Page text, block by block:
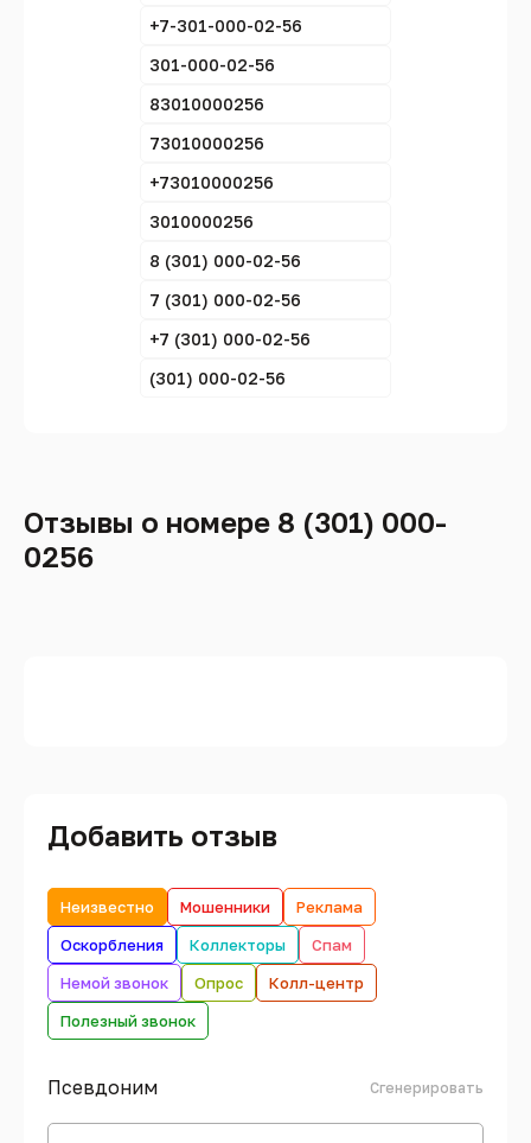
+7-301-000-02-56
301-000-02-56
83010000256
73010000256
+73010000256
3010000256
8 (301) 000-02-56
7 (301) 000-02-56
+7 (301) 000-02-56
(301) 000-02-56
Отзывы о номере 8 (301) 000-
0256
Добавить отзыв
Неизвестно Мошенники
Реклама
Оскорбления
Коллекторы
Спам
Немой звонок
Опрос
Колл-центр
Полезный звонок
Псевдоним Сгенерировать